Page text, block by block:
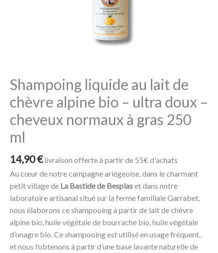
Shampoing liquide au lait de
chèvre alpine bio – ultra doux –
cheveux normaux à gras 250
ml
14,90€ livraison offerte à partir de 55€ d'achats
Au cœur de notre campagne ariégeoise, dans le charmant
petit village de La Bastide de Besplaset dans notre
laboratoire artisanal situé sur la ferme familiale Garrabet,
nous élaborons ce shampooing à partir de lait de chèvre
alpine bio, huile végétale de bourrache bio, huile végétale
d’onagre bio. Ce shampooing est utilisé en usage fréquent,
et nous l’obtenons à partir d’une base lavante naturelle de
doux
–
cheveux
normaux
à
gras
ml